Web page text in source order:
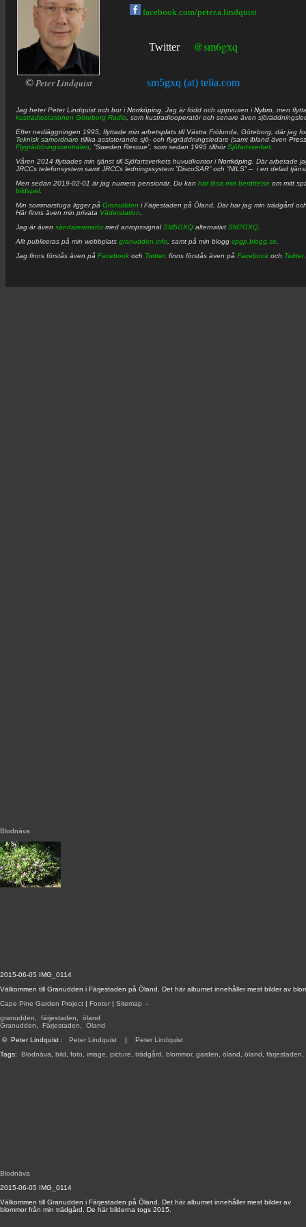
2015-06-05 IMG_0114
Välkommen till Granudden i Färjestaden på Öland. Det här albumet innehåller mest bilder av
Cape Pine Garden Project | Footer | Sitemap -
granudden
färjestaden
öland
Granudden
Färjestaden
Öland
© Peter Lindquist : Peter Lindquist | Peter Lindquist
Tags: Blodnäva bild foto image picture trädgård blommor, garden öland öland färjestaden
Blodnäva
Blodnäva
2015-06-05 IMG_0114
Välkommen till Granudden i Färjestaden på Öland. Det här albumet innehåller mest bilder av
blommor från min trädgård. De här bilderna togs 2015.
© Peter Lindquist
facebook.com/peter.a.lindquist
Twitter @sm6gxq
sm5gxq (at) telia.com
Jag heterPeter Lindquist och bor iNorrköping . Jag är född och uppvuxen iNybro , men
kustradiostationen Göteborg Radio , som kustradiooperatör och senare även
Efter nedläggningen 1995, flyttade min arbetsplats till Västra Frölunda, Göteborg, där jag
Teknisk samordnare tillika assisterande sjö- och flygräddningsledare (samt ibland även
Flygräddningscentralen , ”Sweden Rescue”, som sedan 1995 tillhörSjöfartsverket
Våren 2014 flyttades min tjänst till Sjöfartsverkets huvudkontor iNorrköping . Där arbetade
JRCCs telefonsystem samt JRCCs ledningssystem ”DiscoSAR” och ”NILS” – i en delad
Men sedan 2019-02-01 är jag numera pensionär. Du kan här läsa min berättelse om mitt
bildspel.
Min sommarstuga ligger på Granudden i Färjestaden på Öland. Där har jag min trädgård
Här finns även min privata Väderstation
Jag är även sändareamatörmed anropssignalSM5GXQ alternativt SM7GXQ
Allt publiceras på min webbplats granudden.info , samt på min blogg cpgp.blogg.se
Jag finns förstås även på Facebook och Twitter. finns förstås även på Facebook och Twitter.